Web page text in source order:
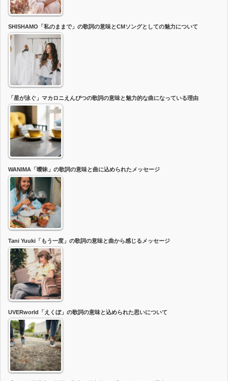
SHISHAMO「私のままで」の歌詞の意味とCMソングとしての魅力について
「星が泳ぐ」マカロニえんぴつの歌詞の意味と魅力的な曲になっている理由
WANIMA「曖昧」の歌詞の意味と曲に込められたメッセージ
Tani Yuuki「もう一度」の歌詞の意味と曲から感じるメッセージ
UVERworld「えくぼ」の歌詞の意味と込められた思いについて